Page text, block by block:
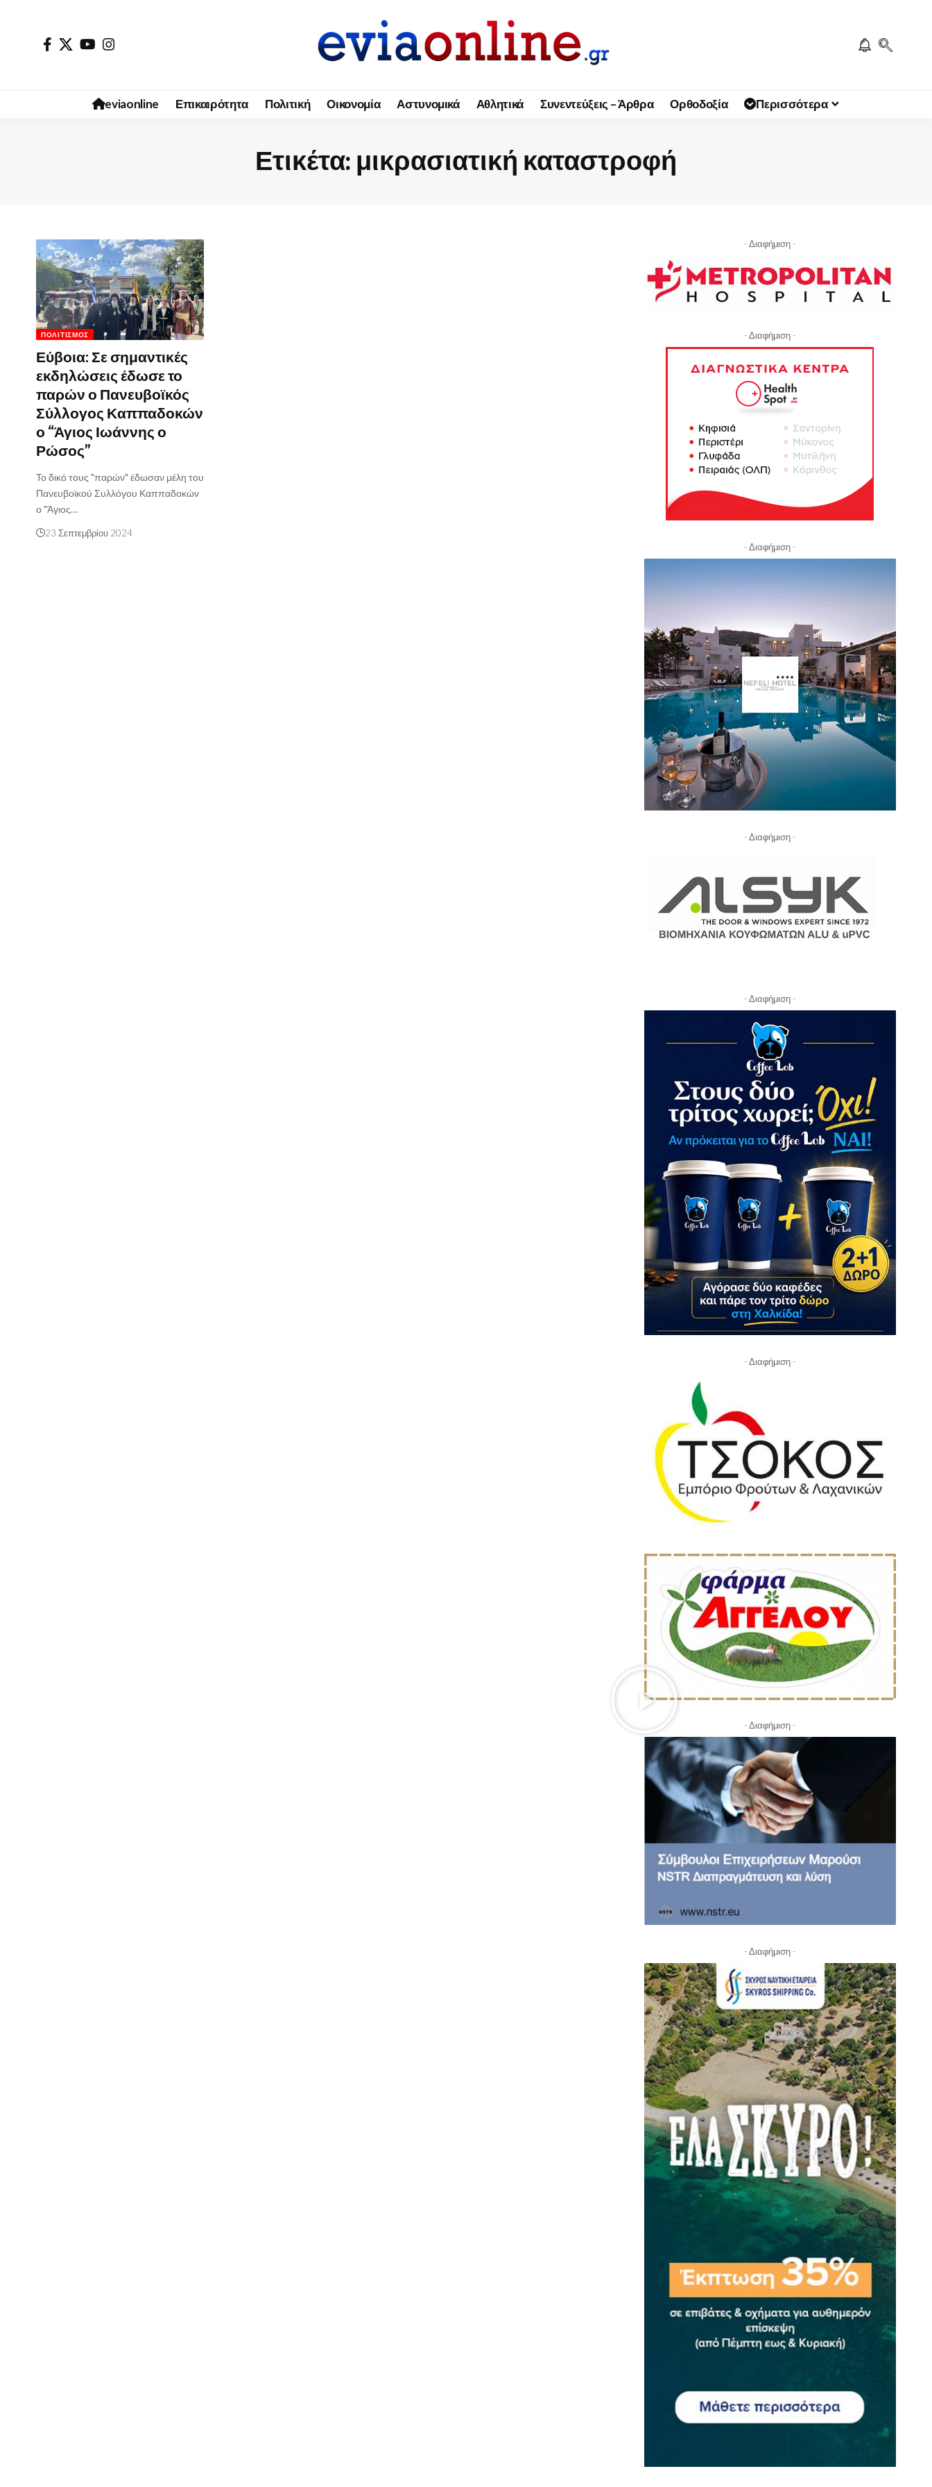
eviaonline Επικαιρότητα Πολιτική Οικονομία Αστυνομικά Αθλητικά Συνεντεύξεις – Άρθρα Ορθοδοξία Περισσότερα
Ετικέτα: μικρασιατική καταστροφή
ΠΟΛΙΤΙΣΜΌΣ
Εύβοια: Σε σημαντικές
εκδηλώσεις έδωσε το
παρών ο Πανευβοϊκός
Σύλλογος Καππαδοκών
ο “Άγιος Ιωάννης ο
Ρώσος”
Το δικό τους "παρών" έδωσαν μέλη του
Πανευβοϊκού Συλλόγου Καππαδοκών
ο "Άγιος…
23 Σεπτεμβρίου 2024
- Διαφήμιση -
- Διαφήμιση -
- Διαφήμιση -
- Διαφήμιση -
- Διαφήμιση -
- Διαφήμιση -
- Διαφήμιση -
- Διαφήμιση -